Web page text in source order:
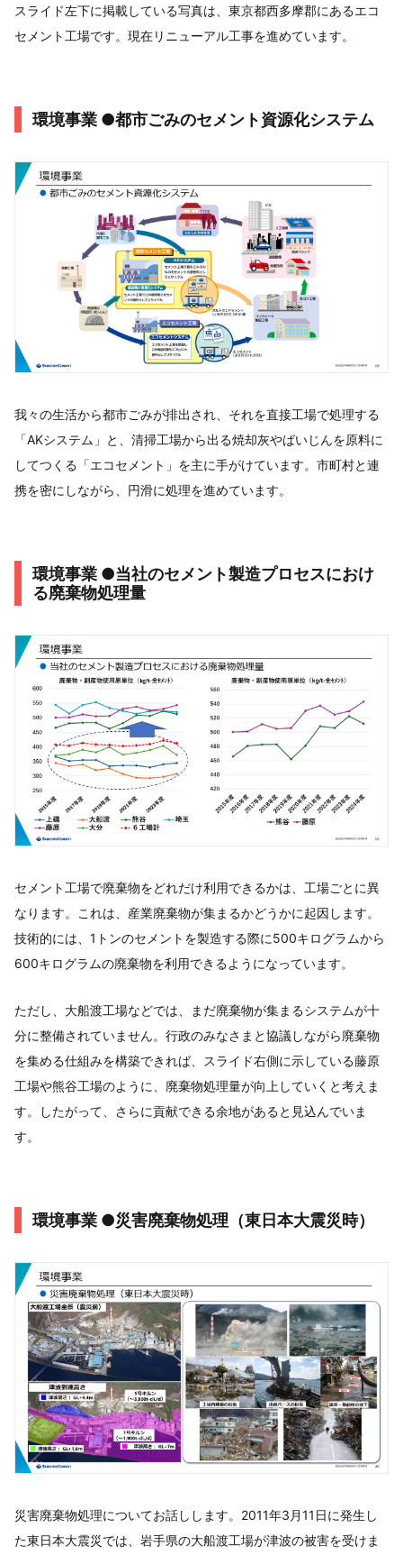
スライド左下に掲載している写真は、東京都西多摩郡にあるエコ
セメント工場です。現在リニューアル工事を進めています。
環境事業 ●都市ごみのセメント資源化システム
我々の生活から都市ごみが排出され、それを直接工場で処理する
「AKシステム」と、清掃工場から出る焼却灰やばいじんを原料に
してつくる「エコセメント」を主に手がけています。市町村と連
携を密にしながら、円滑に処理を進めています。
環境事業 ●当社のセメント製造プロセスにおけ
る廃棄物処理量
セメント工場で廃棄物をどれだけ利用できるかは、工場ごとに異
なります。これは、産業廃棄物が集まるかどうかに起因します。
技術的には、1トンのセメントを製造する際に500キログラムから
600キログラムの廃棄物を利用できるようになっています。
ただし、大船渡工場などでは、まだ廃棄物が集まるシステムが十
分に整備されていません。行政のみなさまと協議しながら廃棄物
を集める仕組みを構築できれば、スライド右側に示している藤原
工場や熊谷工場のように、廃棄物処理量が向上していくと考えま
す。したがって、さらに貢献できる余地があると見込んでいま
す。
環境事業 ●災害廃棄物処理（東日本大震災時）
災害廃棄物処理についてお話しします。2011年3月11日に発生し
た東日本大震災では、岩手県の大船渡工場が津波の被害を受けま